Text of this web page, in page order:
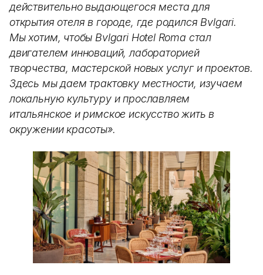
действительно выдающегося места для
открытия отеля в городе, где родился Bvlgari.
Мы хотим, чтобы Bvlgari Hotel Roma стал
двигателем инноваций, лабораторией
творчества, мастерской новых услуг и проектов.
Здесь мы даем трактовку местности, изучаем
локальную культуру и прославляем
итальянское и римское искусство жить в
окружении красоты».